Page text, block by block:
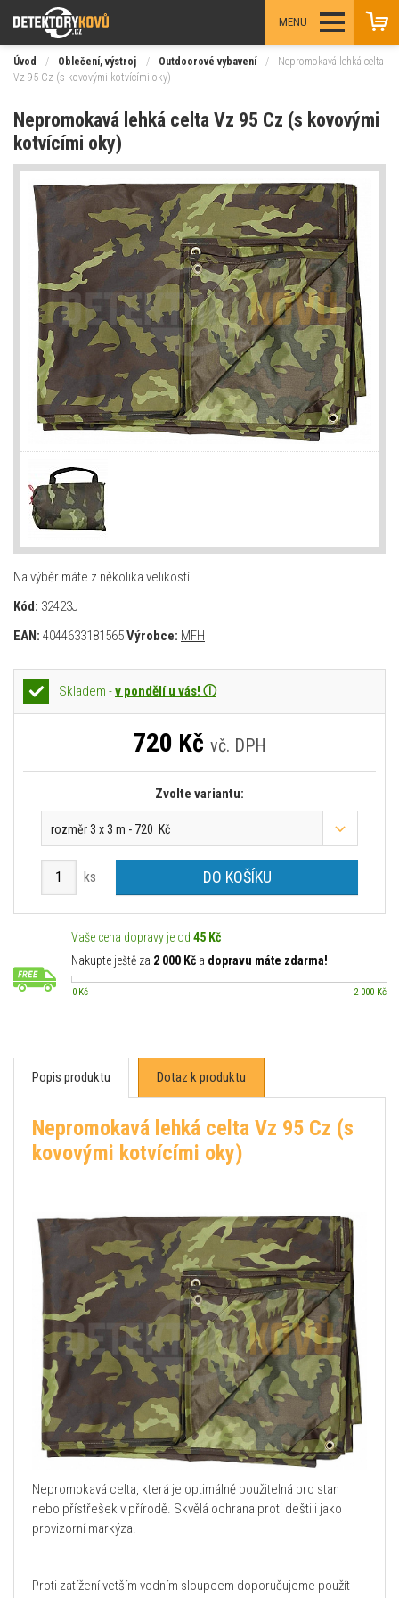
MENU
Úvod / Oblečení, výstroj / Outdoorové vybavení /
Nepromokavá lehká celta
Vz 95 Cz (s kovovými kotvícími oky)
Nepromokavá lehká celta Vz 95 Cz (s kovovými
kotvícími oky)
Na výběr máte z několika velikostí.
Kód: 32423J
EAN: 4044633181565Výrobce: MFH
Skladem -v pondělí u vás! ⓘ
720 Kč vč. DPH
Zvolte variantu:
rozměr 3 x 3 m - 720 Kč
ks DO KOŠÍKU
Vaše cena dopravy je od 45 Kč
Nakupte ještě za 2 000 Kč a dopravu máte zdarma!
0 Kč 2 000 Kč
Popis produktu Dotaz k produktu
Nepromokavá lehká celta Vz 95 Cz (s
kovovými kotvícími oky)
Nepromokavá celta, která je optimálně použitelná pro stan
nebo přístřešek v přírodě. Skvělá ochrana proti dešti i jako
provizorní markýza.
Proti zatížení vetším vodním sloupcem doporučujeme použít